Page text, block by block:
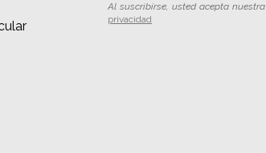
Al suscribirse, usted acepta nuestra
privacidad